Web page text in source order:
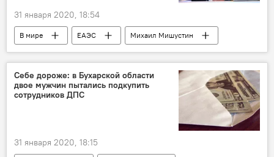
31 января 2020, 18:54
В мире ЕАЭС
Михаил Мишустин
Экономика
Алматы
Политика
Россия
Себе дороже: в Бухарской области
двое мужчин пытались подкупить
сотрудников ДПС
31 января 2020, 18:15